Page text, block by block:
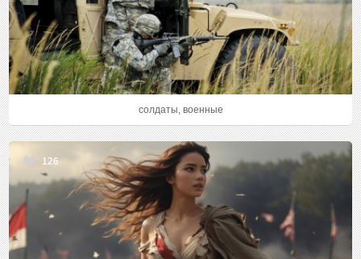
солдаты, военные
126